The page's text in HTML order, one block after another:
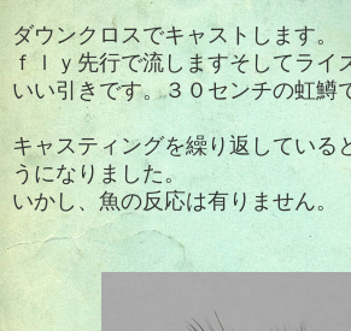
ダウンクロスでキャストします。
ｆｌｙ先行で流しますそしてライ
いい引きです。３０センチの虹鱒
キャスティングを繰り返している
うになりました。
いかし、魚の反応は有りません。